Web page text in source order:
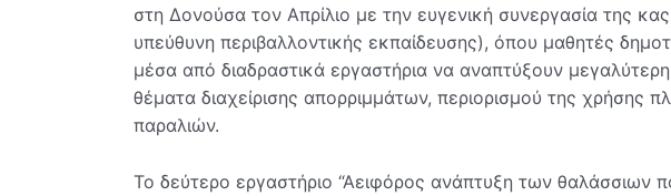
στη Δονούσα τον Απρίλιο με την ευγενική συνεργασία της
υπεύθυνη περιβαλλοντικής εκπαίδευσης), όπου μαθητές
μέσα από διαδραστικά εργαστήρια να αναπτύξουν
θέματα διαχείρισης απορριμμάτων, περιορισμού της χρήσης
παραλιών.
Το δεύτερο εργαστήριο “Αειφόρος ανάπτυξη των θαλάσσιων